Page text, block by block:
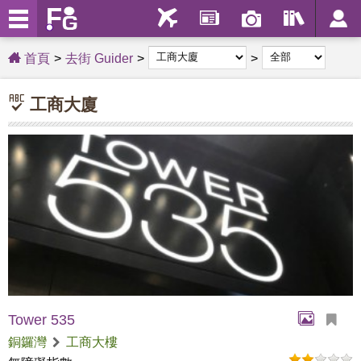
首頁 去街 Guider
工商大廈
Tower 535
銅鑼灣
工商大樓